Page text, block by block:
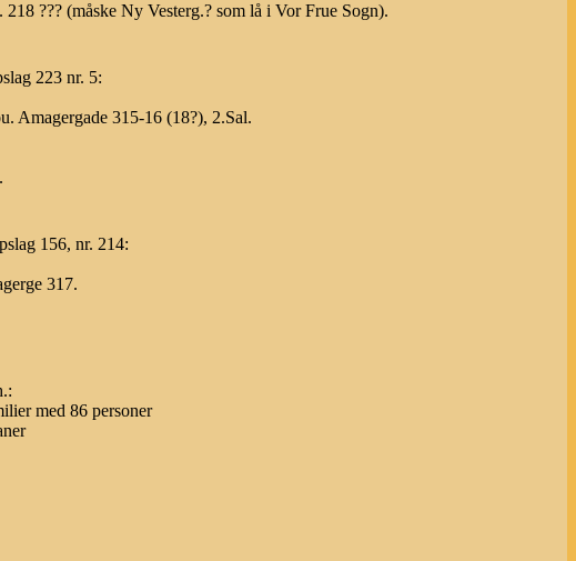
??? (måske Ny Vesterg.? som lå i Vor Frue Sogn).
223 nr. 5:
Amagergade 315-16 (18?), 2.Sal.
156, nr. 214:
317.
med 86 personer